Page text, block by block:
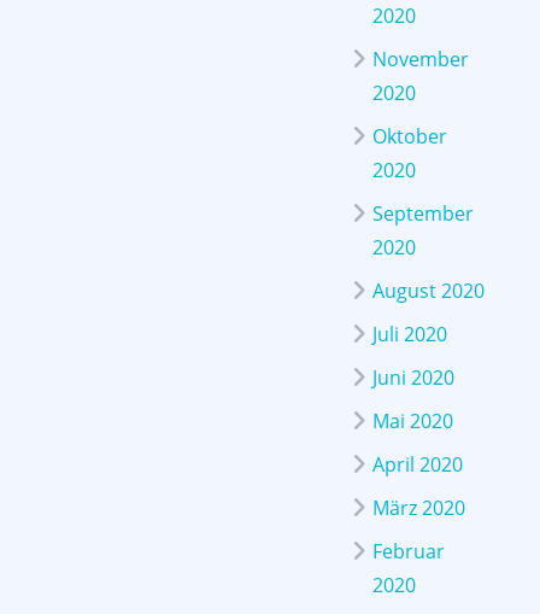
2020
November
2020
Oktober
2020
September
2020
August 2020
Juli 2020
Juni 2020
Mai 2020
April 2020
März 2020
Februar
2020